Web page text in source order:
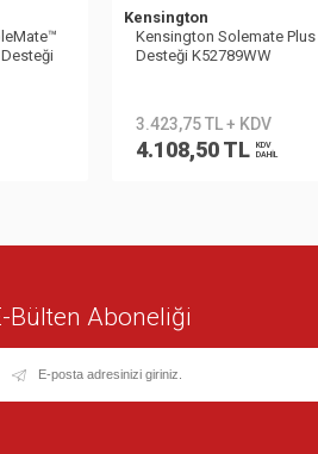
Kensington
Kensington Solemate
Desteği K52789WW
3.423,75 TL + KDV
4.108,50 TL
KDV
DAHİL
Bülten Aboneliği